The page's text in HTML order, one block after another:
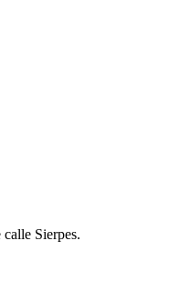
Sierpes.